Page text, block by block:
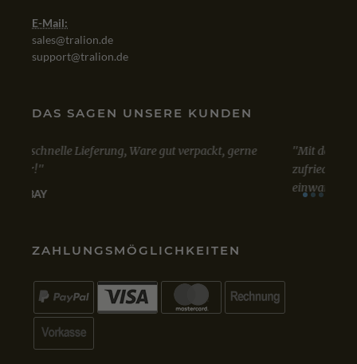
E-Mail:
sales@tralion.de
support@tralion.de
DAS SAGEN UNSERE KUNDEN
Mit dem Kauf von Win 10 Professional bin ich sehr
zufrieden. Bestellung, Kauf und Lieferung verliefen
einwandfrei.
ZAHLUNGSMÖGLICHKEITEN